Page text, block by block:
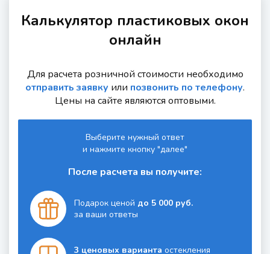
Калькулятор пластиковых окон
онлайн
Для расчета розничной стоимости необходимо
отправить заявку или позвонить по телефону.
Цены на сайте являются оптовыми.
Выберите нужный ответ
и нажмите кнопку "далее"
После расчета вы получите:
Подарок ценой до 5 000 руб.
за ваши ответы
3 ценовых вариантаостекления